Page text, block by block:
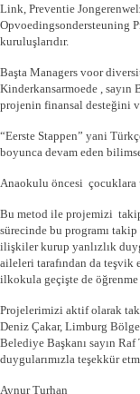
Link, Preventie
Opvoedingsondersteuning
kuruluşlarıdır.
Başta Managers voor
Kinderkansarmoede ,
projenin finansal desteğini
“Eerste Stappen” yani
boyunca devam eden
Anaokulu öncesi çocuklara
Bu metod ile projemizi takip
sürecinde bu programı
ilişkiler kurup yanlızlık
aileleri tarafından da teşvik
ilkokula geçişte de öğrenme
Projelerimizi aktif olarak
Deniz Çakar, Limburg
Belediye Başkanı sayın
duygularımızla teşekkür
Aynur Turhan